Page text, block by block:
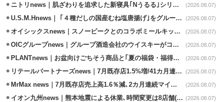
ニトリnews｜肌ざわりを追求した新寝具｢Nうるる｣シリーズを発売 (2026.08.07)
U.S.M.Hnews｜ ｢４種だしの国産むね塩唐揚げ｣をグループ610店で共同販促 (2026.08.07)
オイシックスnews｜スノーピークとのコラボミールキット8/13発売 (2026.08.07)
OICグループnews｜グループ酒造会社のウイスキーがコンペティション受賞 (2026.08.07)
PLANTnews｜お盆向けごちそう商品と｢夏の福袋・福得カート｣8/8から開催 (2026.08.07)
リテールパートナーズnews｜7月既存店1.5%増/41カ月連続増 (2026.08.07)
MrMax news｜7月既存店売上高1.6％減､2カ月連続マイナス (2026.08.07)
イオン九州news｜熊本地震による休業､時間変更は8店舗(8/7時点) (2026.08.07)